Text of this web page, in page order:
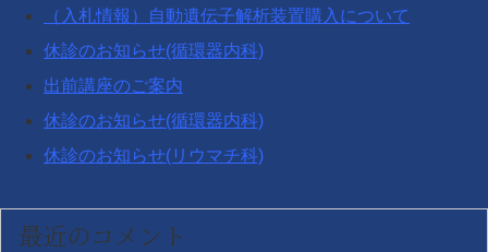
（入札情報）自動遺伝子解析装置購入について
休診のお知らせ(循環器内科)
出前講座のご案内
休診のお知らせ(循環器内科)
休診のお知らせ(リウマチ科)
最近のコメント